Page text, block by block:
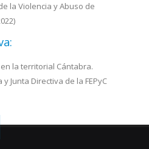
la Violencia y Abuso de
en la territorial Cántabra.
Junta Directiva de la FEPyC